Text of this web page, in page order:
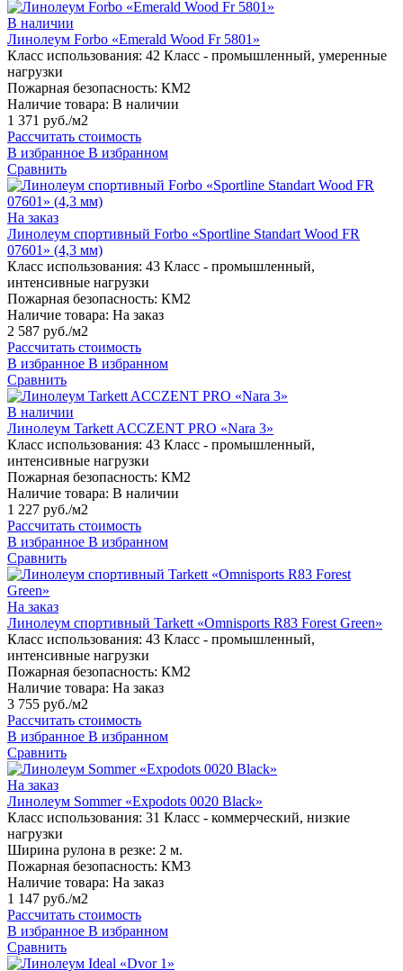
В наличии
Линолеум Forbo «Emerald Wood Fr 5801»
Класс использования: 42 Класс - промышленный, умеренные
нагрузки
Пожарная безопасность: КМ2
Наличие товара: В наличии
1 371 руб./м2
Рассчитать стоимость
В избранное В избранном
Сравнить
На заказ
Линолеум спортивный Forbo «Sportline Standart Wood FR
07601» (4,3 мм)
Класс использования: 43 Класс - промышленный,
интенсивные нагрузки
Пожарная безопасность: КМ2
Наличие товара: На заказ
2 587 руб./м2
Рассчитать стоимость
В избранное В избранном
Сравнить
В наличии
Линолеум Tarkett ACCZENT PRO «Nara 3»
Класс использования: 43 Класс - промышленный,
интенсивные нагрузки
Пожарная безопасность: КМ2
Наличие товара: В наличии
1 227 руб./м2
Рассчитать стоимость
В избранное В избранном
Сравнить
На заказ
Линолеум спортивный Tarkett «Omnisports R83 Forest Green»
Класс использования: 43 Класс - промышленный,
интенсивные нагрузки
Пожарная безопасность: КМ2
Наличие товара: На заказ
3 755 руб./м2
Рассчитать стоимость
В избранное В избранном
Сравнить
На заказ
Линолеум Sommer «Expodots 0020 Black»
Класс использования: 31 Класс - коммерческий, низкие
нагрузки
Ширина рулона в резке: 2 м.
Пожарная безопасность: КМ3
Наличие товара: На заказ
1 147 руб./м2
Рассчитать стоимость
В избранное В избранном
Сравнить